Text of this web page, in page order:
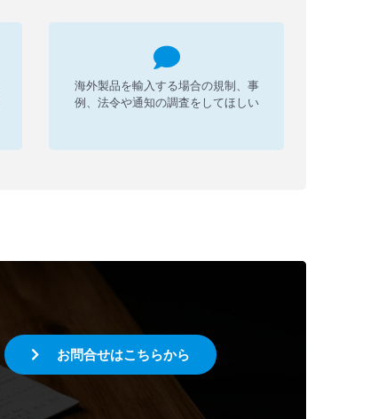
海外製品を輸入する場合の規制、事
例、法令や通知の調査をしてほしい
お問合せはこちらから